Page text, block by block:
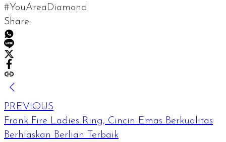
#YouAreaDiamond
Share:
PREVIOUS
Frank Fire Ladies Ring, Cincin Emas Berkualitas
Berhiaskan Berlian Terbaik